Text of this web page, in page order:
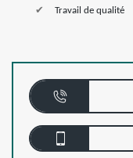
Travail de qualité